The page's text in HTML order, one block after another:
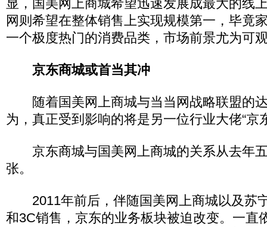
显，国美网上商城希望迅速发展成最大的线
网则希望在整体销售上实现规模第一，毕竟
一个极度热门的消费品类，市场前景尤为可
京东商城或首当其冲
随着国美网上商城与当当网战略联盟的
为，真正受到影响的将是另一位行业大佬“京
京东商城与国美网上商城的关系从去年
张。
2011年前后，伴随国美网上商城以及苏
和3C销售，京东的业务板块被迫改变。一直